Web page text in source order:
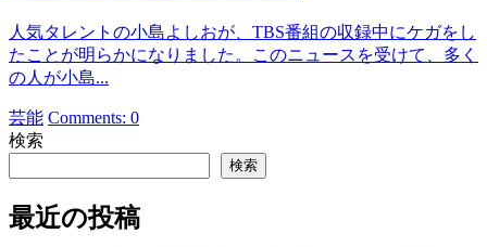
人気タレントの小島よしおが、TBS番組の収録中にケガをし
たことが明らかになりました。このニュースを受けて、多く
の人が小島...
カ
テ
リ
ー
芸能 Comments: 0
検索
検索
最近の投稿